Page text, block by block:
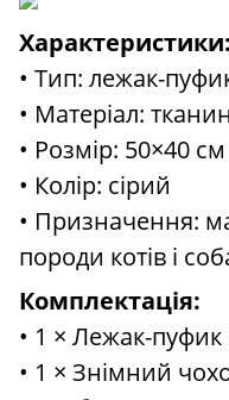
Характеристики:
• Тип: лежак-
• Матеріал:
• Розмір: 50×40
• Колір: сірий
• Призначення:
породи котів і
Комплектація:
• 1 × Лежак-пуфик
• 1 × Знімний